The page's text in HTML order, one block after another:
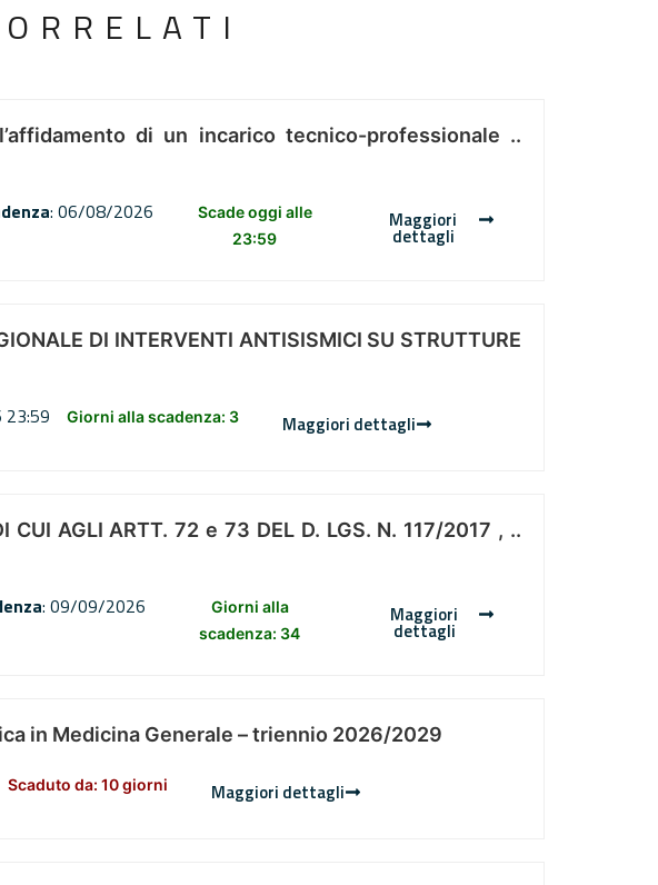
di un incarico tecnico-professionale ..
: 06/08/2026
Scade oggi alle
23:59
Maggiori
dettagli
DI INTERVENTI ANTISISMICI SU STRUTTURE
Giorni alla scadenza: 3 Maggiori dettagli
CUI AGLI ARTT. 72 e 73 DEL D. LGS. N. 117/2017 , ..
: 09/09/2026
Giorni alla
scadenza: 34
Maggiori
dettagli
in Medicina Generale – triennio 2026/2029
Scaduto da: 10 giorni Maggiori dettagli